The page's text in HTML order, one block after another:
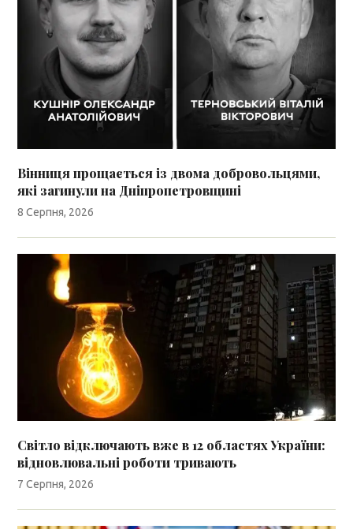
Вінниця прощається із двома добровольцями,
які загинули на Дніпропетровщині
8 Серпня, 2026
Світло відключають вже в 12 областях України:
відновлювальні роботи тривають
7 Серпня, 2026